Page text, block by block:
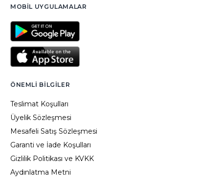
MOBIL UYGULAMALAR
ÖNEMLI BILGILER
Teslimat Koşulları
Üyelik Sözleşmesi
Mesafeli Satış Sözleşmesi
Garanti ve İade Koşulları
Gizlilik Politikası ve KVKK
Aydınlatma Metni